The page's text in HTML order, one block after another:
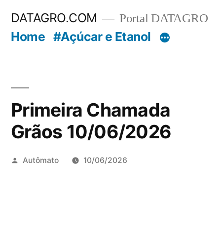
DATAGRO.COM Portal DATAGRO
Home #Açúcar e Etanol
Primeira Chamada
Grãos 10/06/2026
Publicado
Autômato 10/06/2026